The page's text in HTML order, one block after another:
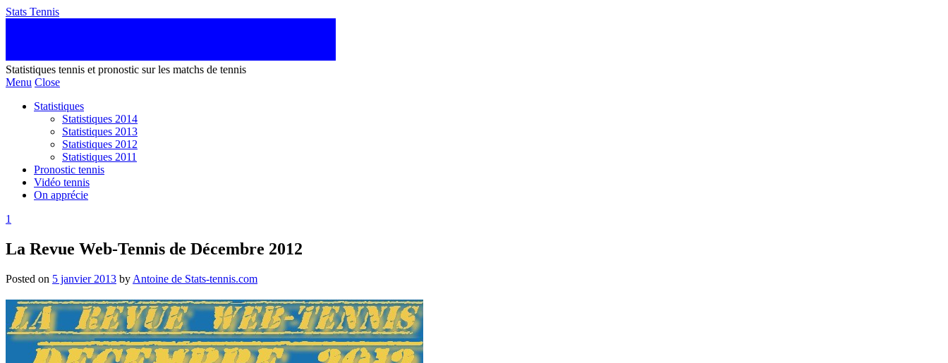
Stats Tennis
Statistiques tennis et pronostic sur les matchs de tennis
Menu Close
Statistiques
Statistiques 2014
Statistiques 2013
Statistiques 2012
Statistiques 2011
Pronostic tennis
Vidéo tennis
On apprécie
1
La Revue Web-Tennis de Décembre 2012
Posted on 5 janvier 2013 by Antoine de Stats-tennis.com